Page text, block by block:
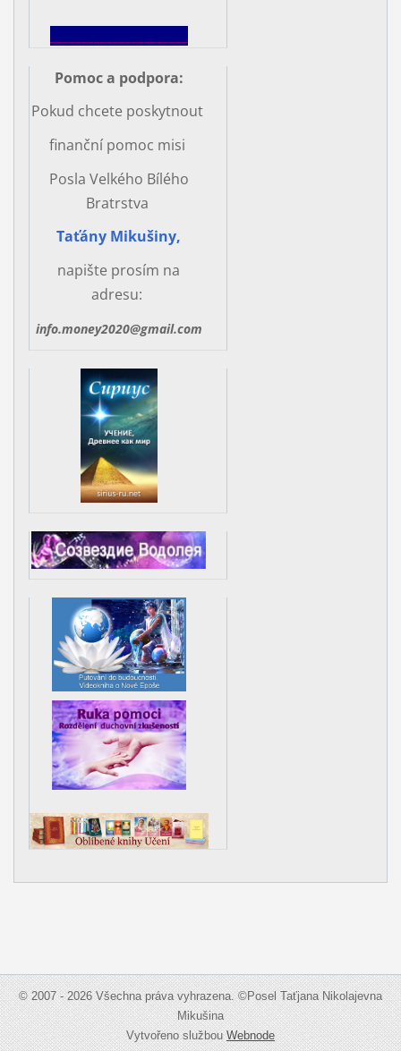
Pomoc a podpora:
Pokud chcete poskytnout
finanční pomoc misi
Posla Velkého Bílého
Bratrstva
Taťány Mikušiny,
napište prosím na
adresu:
info.money2020@gmail.com
© 2007 - 2026 Všechna práva vyhrazena. ©Posel Taťjana Nikolajevna
Mikušina
Vytvořeno službouWebnode